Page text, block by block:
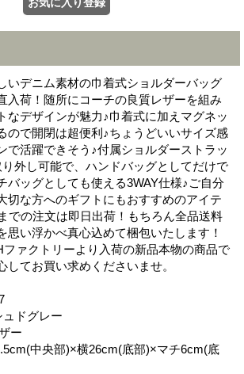
いデニム素材の巾着式ショルダーバッグ
入荷！随所にコーチの良質レザーを組み
なデザインが魅力♪巾着式に加えマグネッ
ので開閉は超便利♪ちょうどいいサイズ感
で活躍できそう♪付属ショルダーストラッ
外し可能で、ハンドバッグとしてだけで
バッグとしても使える3WAY仕様♪ご自分
切な方へのギフトにもおすすめのアイテ
での注文は即日出荷！もちろん全品送料
思い浮かべ真心込めて梱包いたします！
ァクトリーより入荷の新品本物の商品で
してお買い求めくださいませ。
ドグレー
ー
中央部)×横26cm(底部)×マチ6cm(底